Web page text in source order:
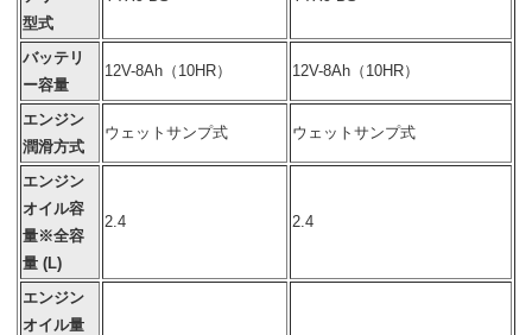
型式
バッテリ
ー容量
12V-8Ah（10HR） 12V-8Ah（10HR）
エンジン
潤滑方式
ウェットサンプ式 ウェットサンプ式
エンジン
オイル容
量※全容
量 (L)
2.4 2.4
エンジン
オイル量